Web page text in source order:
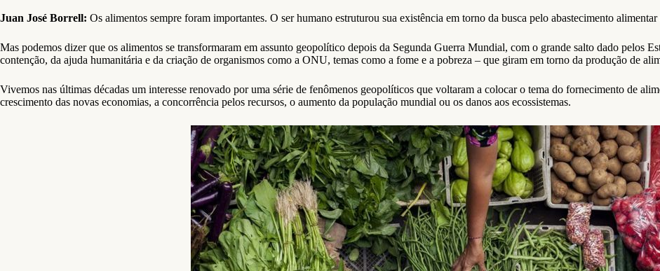
Juan José Borrell: Os alimentos sempre foram importantes. O ser humano estruturou sua existência em torno da busca pelo abastecimento
Mas podemos dizer que os alimentos se transformaram em assunto geopolítico depois da Segunda Guerra Mundial, com o grande salto dado pelos
contenção, da ajuda humanitária e da criação de organismos como a ONU, temas como a fome e a pobreza – que giram em torno da produção de
Vivemos nas últimas décadas um interesse renovado por uma série de fenômenos geopolíticos que voltaram a colocar o tema do fornecimento de
crescimento das novas economias, a concorrência pelos recursos, o aumento da população mundial ou os danos aos ecossistemas.